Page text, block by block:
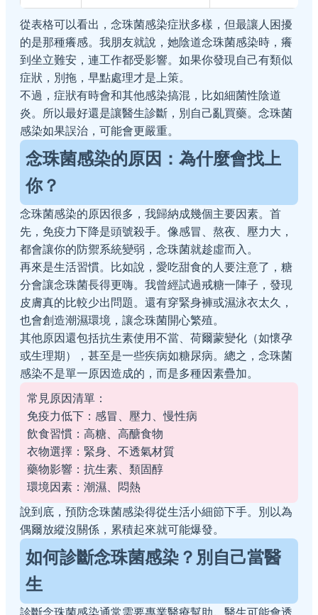
從表格可以看出，念珠菌感染症狀多樣，但最讓人困擾
的是那種癢感。我朋友就說，她陰道念珠菌感染時，癢
到坐立難安，連工作都受影響。如果你發現自己有類似
症狀，別拖，早點處理才是上策。
不過，症狀有時會和其他感染搞混，比如細菌性陰道
炎。所以最好還是讓醫生診斷，別自己亂買藥。念珠菌
感染如果誤治，可能會更嚴重。
念珠菌感染的原因：為什麼會找上
你？
念珠菌感染的原因很多，我歸納成幾個主要因素。首
先，免疫力下降是頭號殺手。像感冒、熬夜、壓力大，
都會讓你的防禦系統變弱，念珠菌就趁虛而入。
再來是生活習慣。比如說，愛吃甜食的人要注意了，糖
分會讓念珠菌長得更嗨。我曾經試過戒糖一陣子，發現
皮膚真的比較少出問題。還有穿緊身褲或濕泳衣太久，
也會創造潮濕環境，讓念珠菌開心繁殖。
其他原因還包括抗生素使用不當、荷爾蒙變化（如懷孕
或生理期），甚至是一些疾病如糖尿病。總之，念珠菌
感染不是單一原因造成的，而是多種因素疊加。
常見原因清單：
免疫力低下：感冒、壓力、慢性病
飲食習慣：高糖、高醣食物
衣物選擇：緊身、不透氣材質
藥物影響：抗生素、類固醇
環境因素：潮濕、悶熱
說到底，預防念珠菌感染得從生活小細節下手。別以為
偶爾放縱沒關係，累積起來就可能爆發。
如何診斷念珠菌感染？別自己當醫
生
診斷念珠菌感染通常需要專業醫療幫助。醫生可能會透